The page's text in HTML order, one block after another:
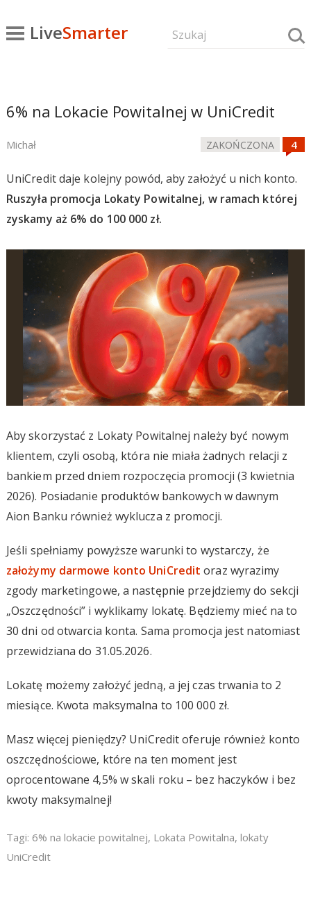
LiveSmarter
6% na Lokacie Powitalnej w UniCredit
Michał ZAKOŃCZONA
UniCredit daje kolejny powód, aby założyć u nich konto.
Ruszyła promocja Lokaty Powitalnej, w ramach której
zyskamy aż 6% do 100 000 zł.
Aby skorzystać z Lokaty Powitalnej należy być nowym
klientem, czyli osobą, która nie miała żadnych relacji z
bankiem przed dniem rozpoczęcia promocji (3 kwietnia
2026). Posiadanie produktów bankowych w dawnym
Aion Banku również wyklucza z promocji.
Jeśli spełniamy powyższe warunki to wystarczy, że
założymy darmowe konto UniCredit oraz wyrazimy
zgody marketingowe, a następnie przejdziemy do sekcji
„Oszczędności” i wyklikamy lokatę. Będziemy mieć na to
30 dni od otwarcia konta. Sama promocja jest natomiast
przewidziana do 31.05.2026.
Lokatę możemy założyć jedną, a jej czas trwania to 2
miesiące. Kwota maksymalna to 100 000 zł.
Masz więcej pieniędzy? UniCredit oferuje również konto
oszczędnościowe, które na ten moment jest
oprocentowane 4,5% w skali roku – bez haczyków i bez
kwoty maksymalnej!
Tagi: 6% na lokacie powitalnej, Lokata Powitalna, lokaty
UniCredit